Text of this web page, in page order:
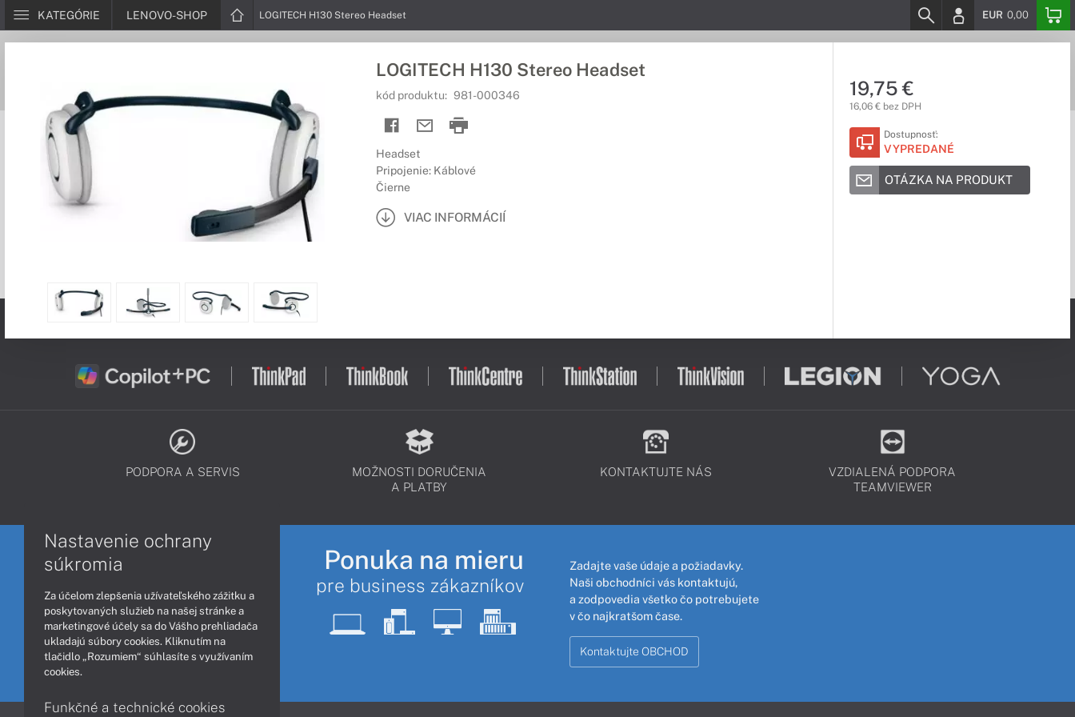
KATEGÓRIE LENOVO-SHOP LOGITECH H130 Stereo Headset EUR 0,00
LOGITECH H130 Stereo Headset
kód produktu: 981-000346
Headset
Pripojenie: Káblové
Čierne
VIAC INFORMÁCIÍ
19,75 €
16,06 € bez DPH
Dostupnosť:
VYPREDANÉ
OTÁZKA NA PRODUKT
PODPORA A SERVIS
MOŽNOSTI DORUČENIA
A PLATBY
KONTAKTUJTE NÁS
VZDIALENÁ PODPORA
TEAMVIEWER
Ponuka na mieru
pre business zákazníkov
Zadajte vaše údaje a požiadavky.
Naši obchodníci vás kontaktujú,
a zodpovedia všetko čo potrebujete
v čo najkratšom čase.
Kontaktujte OBCHOD
Nastavenie ochrany
súkromia
Za účelom zlepšenia užívateľského zážitku a
poskytovaných služieb na našej stránke a
marketingové účely sa do Vášho prehliadača
ukladajú súbory cookies. Kliknutím na
tlačidlo „Rozumiem“ súhlasíte s využívaním
cookies.
Funkčné a technické cookies